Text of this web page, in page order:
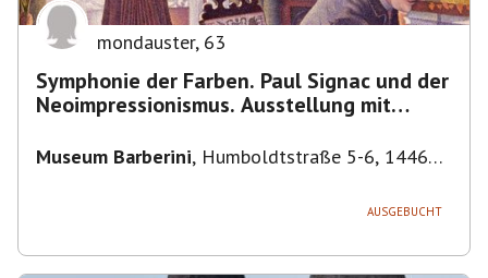
mondauster, 63
Symphonie der Farben. Paul Signac und der
Neoimpressionismus. Ausstellung mit
Museum Barberini, Humboldtstraße 5-6, 14467
AUSGEBUCHT